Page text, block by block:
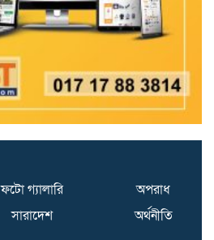
করে”বাংলাদেশ বঙ্গবন্ধু আদর্শ লীগ
করা হয়েছে
নরসিংদীর শিবপুরে তিনটি গরুকে
বিষ খাইয়ে হত্যা
দলে দুর্দিনে আওয়ামী লীগকে
শক্তিশালী করতে দেশব্যাপী
ফটো গ্যালারি
সারাদেশ
অপরাধ
অর্থনীতি